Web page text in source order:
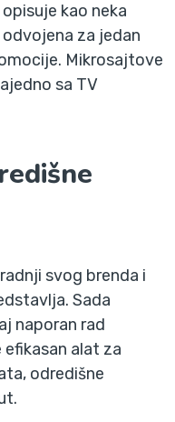
kao neka
za jedan
Mikrosajtove
sa TV
svog brenda i
Sada
naporan rad
alat za
odredišne